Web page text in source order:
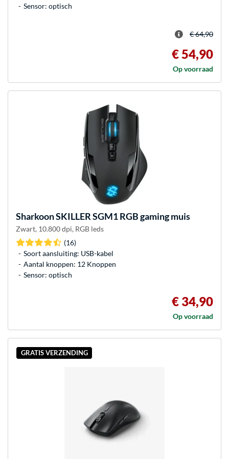
Sensor: optisch
€ 64,90
€ 54,90
Op voorraad
SharkoonSKILLER SGM1 RGB gaming muis
Zwart, 10.800 dpi, RGB leds
(16)
Soort aansluiting: USB-kabel
Aantal knoppen: 12 Knoppen
Sensor: optisch
€ 34,90
Op voorraad
GRATIS VERZENDING